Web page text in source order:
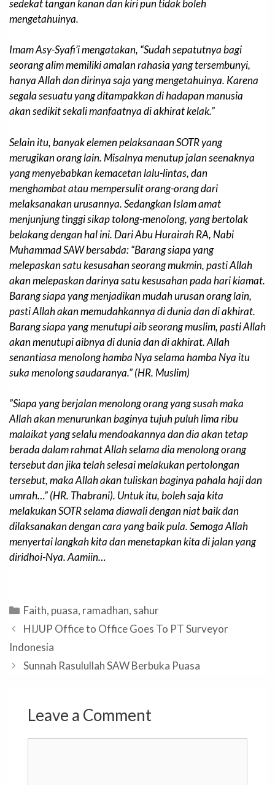
sedekat tangan kanan dan kiri pun tidak boleh
mengetahuinya.
Imam Asy-Syafi’i mengatakan, “Sudah sepatutnya bagi
seorang alim memiliki amalan rahasia yang tersembunyi,
hanya Allah dan dirinya saja yang mengetahuinya. Karena
segala sesuatu yang ditampakkan di hadapan manusia
akan sedikit sekali manfaatnya di akhirat kelak.”
Selain itu, banyak elemen pelaksanaan SOTR yang
merugikan orang lain. Misalnya menutup jalan seenaknya
yang menyebabkan kemacetan lalu-lintas, dan
menghambat atau mempersulit orang-orang dari
melaksanakan urusannya. Sedangkan Islam amat
menjunjung tinggi sikap tolong-menolong, yang bertolak
belakang dengan hal ini. Dari Abu Hurairah RA, Nabi
Muhammad SAW bersabda: “Barang siapa yang
melepaskan satu kesusahan seorang mukmin, pasti Allah
akan melepaskan darinya satu kesusahan pada hari kiamat.
Barang siapa yang menjadikan mudah urusan orang lain,
pasti Allah akan memudahkannya di dunia dan di akhirat.
Barang siapa yang menutupi aib seorang muslim, pasti Allah
akan menutupi aibnya di dunia dan di akhirat. Allah
senantiasa menolong hamba Nya selama hamba Nya itu
suka menolong saudaranya.”(HR. Muslim)
”Siapa yang berjalan menolong orang yang susah maka
Allah akan menurunkan baginya tujuh puluh lima ribu
malaikat yang selalu mendoakannya dan dia akan tetap
berada dalam rahmat Allah selama dia menolong orang
tersebut dan jika telah selesai melakukan pertolongan
tersebut, maka Allah akan tuliskan baginya pahala haji dan
umrah…” (HR. Thabrani). Untuk itu, boleh saja kita
melakukan SOTR selama diawali dengan niat baik dan
dilaksanakan dengan cara yang baik pula. Semoga Allah
menyertai langkah kita dan menetapkan kita di jalan yang
diridhoi-Nya. Aamiin…
Categories
Faith, puasa, ramadhan, sahur
HIJUP Office to Office Goes To PT Surveyor
Indonesia
Sunnah Rasulullah SAW Berbuka Puasa
Leave a Comment